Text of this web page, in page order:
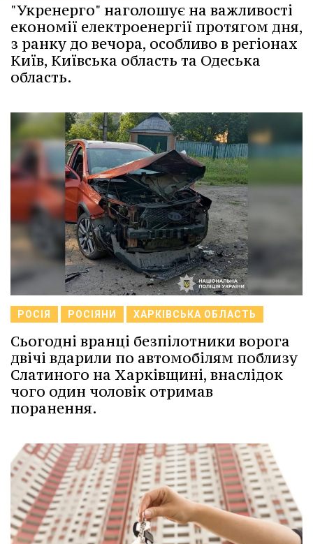
"Укренерго" наголошує на важливості
економії електроенергії протягом дня,
з ранку до вечора, особливо в регіонах
Київ, Київська область та Одеська
область.
РОСІЯ РОСІЯНИ ХАРКІВСЬКА ОБЛАСТЬ
Сьогодні вранці безпілотники ворога
двічі вдарили по автомобілям поблизу
Слатиного на Харківщині, внаслідок
чого один чоловік отримав
поранення.